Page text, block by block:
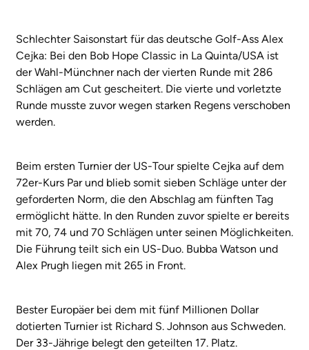
Schlechter Saisonstart für das deutsche Golf-Ass Alex
Cejka: Bei den Bob Hope Classic in La Quinta/USA ist
der Wahl-Münchner nach der vierten Runde mit 286
Schlägen am Cut gescheitert. Die vierte und vorletzte
Runde musste zuvor wegen starken Regens verschoben
werden.
Beim ersten Turnier der US-Tour spielte Cejka auf dem
72er-Kurs Par und blieb somit sieben Schläge unter der
geforderten Norm, die den Abschlag am fünften Tag
ermöglicht hätte. In den Runden zuvor spielte er bereits
mit 70, 74 und 70 Schlägen unter seinen Möglichkeiten.
Die Führung teilt sich ein US-Duo. Bubba Watson und
Alex Prugh liegen mit 265 in Front.
Bester Europäer bei dem mit fünf Millionen Dollar
dotierten Turnier ist Richard S. Johnson aus Schweden.
Der 33-Jährige belegt den geteilten 17. Platz.